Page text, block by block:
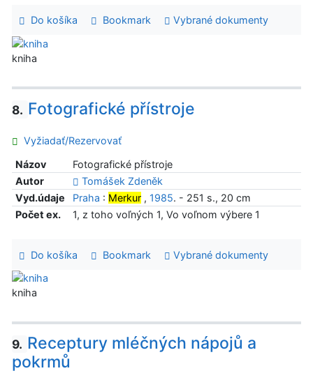
Do košíka Bookmark Vybrané dokumenty
kniha
8. Fotografické přístroje
Vyžiadať/Rezervovať
Názov
Fotografické přístroje
Autor
Tomášek Zdeněk
Vyd.údaje
Praha : Merkur, 1985. - 251 s., 20 cm
Počet ex.
1, z toho voľných 1, Vo voľnom výbere 1
Do košíka Bookmark Vybrané dokumenty
kniha
9. Receptury mléčných nápojů a
pokrmů